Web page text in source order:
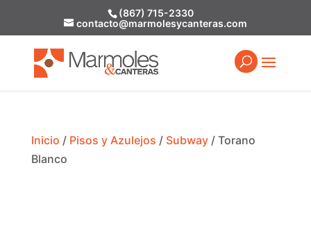
(867) 715-2330
contacto@marmolesycanteras.com
Inicio / Pisos y Azulejos / Subway/ Torano
Blanco